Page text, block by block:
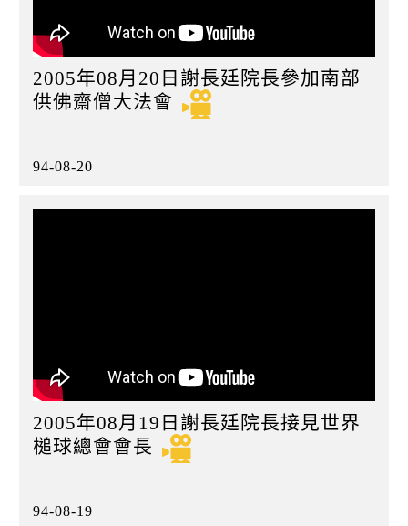
2005年08月20日謝長廷院長參加南部
供佛齋僧大法會
94-08-20
2005年08月19日謝長廷院長接見世界
槌球總會會長
94-08-19